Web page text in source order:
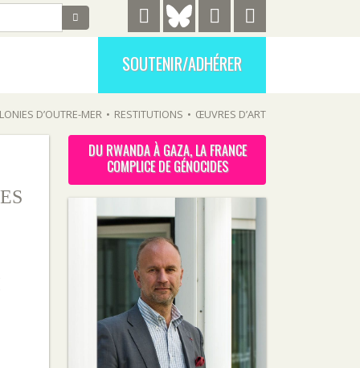
SOUTENIR/ADHÉRER
D’OUTRE-MER • RESTITUTIONS • ŒUVRES D’ART
DU RWANDA À GAZA, LA FRANCE
COMPLICE DE GÉNOCIDES